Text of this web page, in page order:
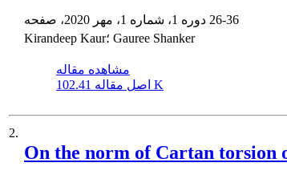
26-36
Kirandeep Kaur؛ Gauree Shanker
مشاهده مقاله
اصل مقاله 102.41 K
2.
On the norm of Cartan torsion